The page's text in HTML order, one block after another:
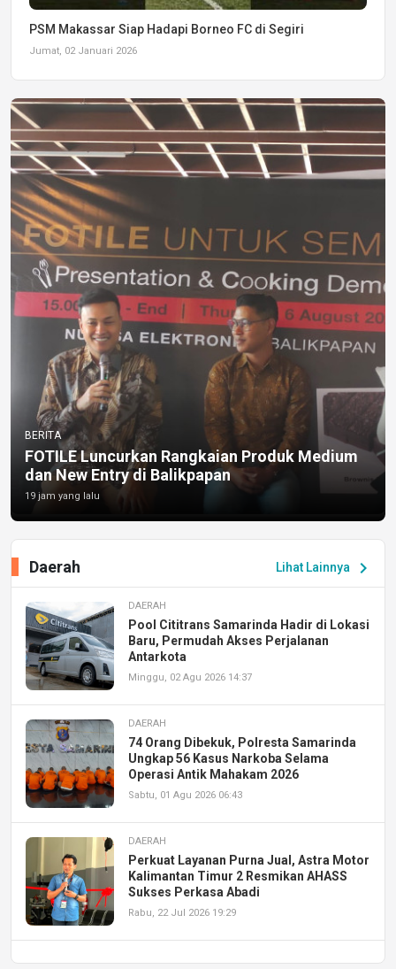
PSM Makassar Siap Hadapi Borneo FC di Segiri
Jumat, 02 Januari 2026
BERITA
FOTILE Luncurkan Rangkaian Produk Medium
dan New Entry di Balikpapan
19 jam yang lalu
Lihat Lainnya chevron_right
Daerah
DAERAH
Pool Cititrans Samarinda Hadir di Lokasi
Baru, Permudah Akses Perjalanan
Antarkota
Minggu, 02 Agu 2026 14:37
DAERAH
74 Orang Dibekuk, Polresta Samarinda
Ungkap 56 Kasus Narkoba Selama
Operasi Antik Mahakam 2026
Sabtu, 01 Agu 2026 06:43
DAERAH
Perkuat Layanan Purna Jual, Astra Motor
Kalimantan Timur 2 Resmikan AHASS
Sukses Perkasa Abadi
Rabu, 22 Jul 2026 19:29